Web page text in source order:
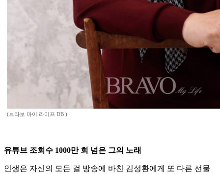
(브라보 마이 라이프 DB )
유튜브 조회수 1000만 회 넘은 그의 노래
인생은 자신의 모든 걸 방송에 바친 김성환에게 또 다른 선물